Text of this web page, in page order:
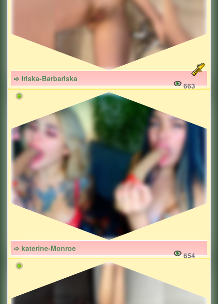
➩ Iriska-Barbariska
663
➩ katerine-Monroe
654